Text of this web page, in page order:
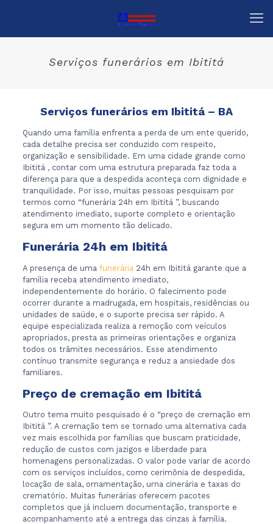
Serviços funerários em Ibititá
Serviços funerários em Ibititá – BA
Quando uma família enfrenta a perda de um ente querido,
cada detalhe precisa ser conduzido com respeito,
organização e sensibilidade. Em uma cidade grande como
Ibititá , contar com uma estrutura preparada faz toda a
diferença para que a despedida aconteça com dignidade e
tranquilidade. Por isso, muitas pessoas pesquisam por
termos como “funerária 24h em Ibititá ”, buscando
atendimento imediato, suporte completo e orientação
segura em um momento tão delicado.
Funerária 24h em Ibititá
A presença de uma funerária24h em Ibititá garante que a
família receba atendimento imediato,
independentemente do horário. O falecimento pode
ocorrer durante a madrugada, em hospitais, residências ou
unidades de saúde, e o suporte precisa ser rápido. A
equipe especializada realiza a remoção com veículos
apropriados, presta as primeiras orientações e organiza
todos os trâmites necessários. Esse atendimento
contínuo transmite segurança e reduz a ansiedade dos
familiares.
Preço de cremação em Ibititá
Outro tema muito pesquisado é o “preço de cremação em
Ibititá ”. A cremação tem se tornado uma alternativa cada
vez mais escolhida por famílias que buscam praticidade,
redução de custos com jazigos e liberdade para
homenagens personalizadas. O valor pode variar de acordo
com os serviços incluídos, como cerimônia de despedida,
locação de sala, ornamentação, urna cinerária e taxas do
crematório. Muitas funerárias oferecem pacotes
completos que já incluem documentação, transporte e
acompanhamento até a entrega das cinzas à família.